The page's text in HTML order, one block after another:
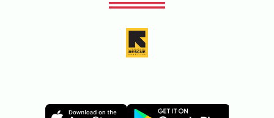
Image Image